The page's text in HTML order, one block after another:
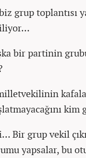
grup toplantısı
bir partinin
Bir grup vekil
yapsalar, bu